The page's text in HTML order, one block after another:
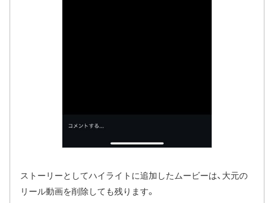
ストーリーとしてハイライトに追加したムービーは、大元の
リール動画を削除しても残ります。